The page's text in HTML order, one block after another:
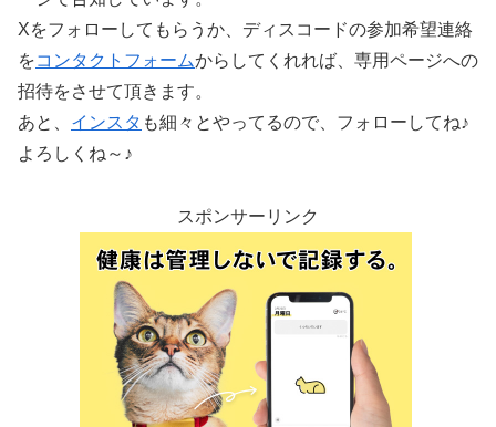
Xをフォローしてもらうか、ディスコードの参加希望連絡
をコンタクトフォームからしてくれれば、専用ページへの
招待をさせて頂きます。
あと、 インスタ も細々とやってるので、フォローしてね♪
よろしくね～♪
スポンサーリンク